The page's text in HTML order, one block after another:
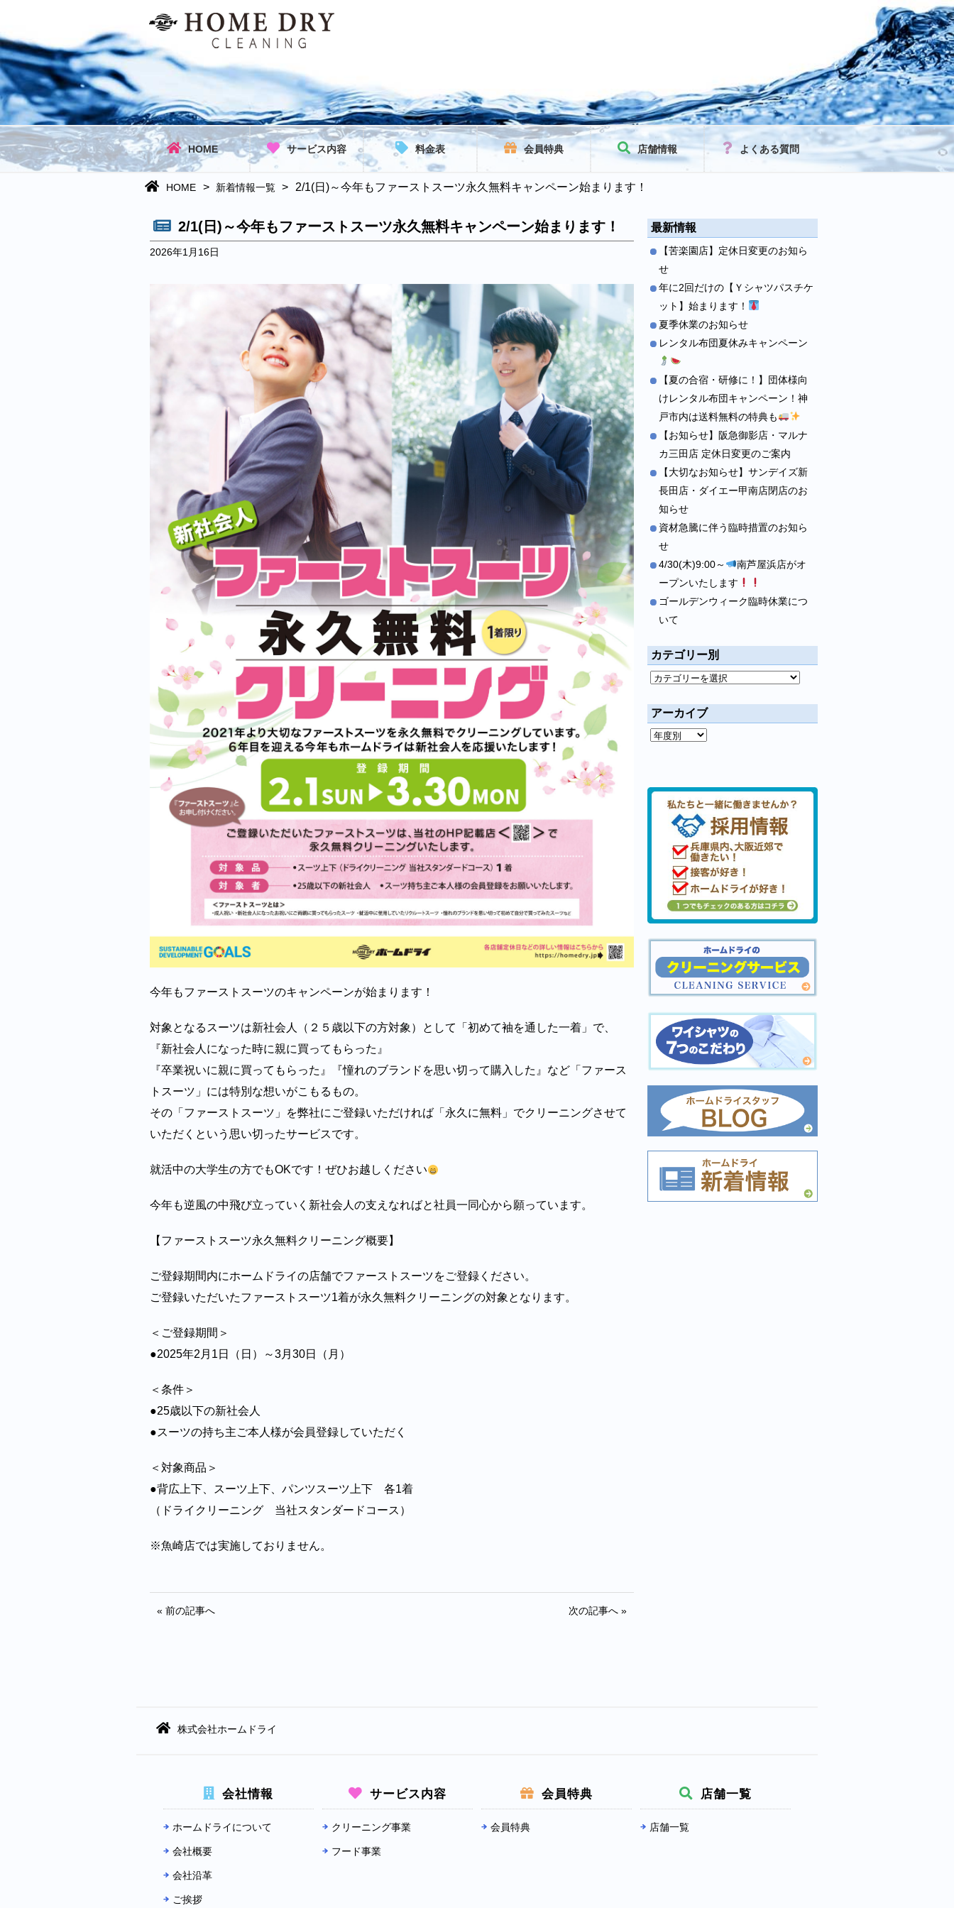
HOME サービス内容 料金表 会員特典 店舗情報 よくある質問
HOME > 新着情報一覧 > 2/1(日)～今年もファーストスーツ永久無料キャンペーン始まります！
2/1(日)～今年もファーストスーツ永久無料キャンペーン始まります！
2026年1月16日
今年もファーストスーツのキャンペーンが始まります！
対象となるスーツは新社会人（２５歳以下の方対象）として「初めて袖を通した一着」で、
『新社会人になった時に親に買ってもらった』
『卒業祝いに親に買ってもらった』『憧れのブランドを思い切って購入した』など「ファース
トスーツ」には特別な想いがこもるもの。
その「ファーストスーツ」を弊社にご登録いただければ「永久に無料」でクリーニングさせて
いただくという思い切ったサービスです。
就活中の大学生の方でもOKです！ぜひお越しください
今年も逆風の中飛び立っていく新社会人の支えなればと社員一同心から願っています。
【ファーストスーツ永久無料クリーニング概要】
ご登録期間内にホームドライの店舗でファーストスーツをご登録ください。
ご登録いただいたファーストスーツ1着が永久無料クリーニングの対象となります。
＜ご登録期間＞
●2025年2月1日（日）～3月30日（月）
＜条件＞
●25歳以下の新社会人
●スーツの持ち主ご本人様が会員登録していただく
＜対象商品＞
●背広上下、スーツ上下、パンツスーツ上下 各1着
（ドライクリーニング 当社スタンダードコース）
※魚崎店では実施しておりません。
« 前の記事へ 次の記事へ »
最新情報
【苦楽園店】定休日変更のお知ら
せ
年に2回だけの【Ｙシャツパスチケ
ット】始まります！
夏季休業のお知らせ
レンタル布団夏休みキャンペーン
【夏の合宿・研修に！】団体様向
けレンタル布団キャンペーン！神
戸市内は送料無料の特典も
【お知らせ】阪急御影店・マルナ
カ三田店 定休日変更のご案内
【大切なお知らせ】サンデイズ新
長田店・ダイエー甲南店閉店のお
知らせ
資材急騰に伴う臨時措置のお知ら
せ
4/30(木)9:00～
南芦屋浜店がオ
ープンいたします
ゴールデンウィーク臨時休業につ
いて
カテゴリー別
アーカイブ
株式会社ホームドライ
会社情報
ホームドライについて
会社概要
会社沿革
ご挨拶
サービス内容
クリーニング事業
フード事業
会員特典
会員特典
店舗一覧
店舗一覧